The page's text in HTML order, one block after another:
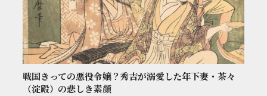
戦国きっての悪役令嬢？秀吉が溺愛した年下妻・茶々
（淀殿）の悲しき素顔